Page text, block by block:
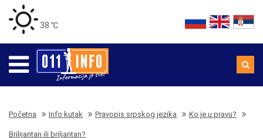
38 ℃
Početna Info kutak Pravopis srpskog jezika Ko je u pravu?
Brilijantan ili briljantan?